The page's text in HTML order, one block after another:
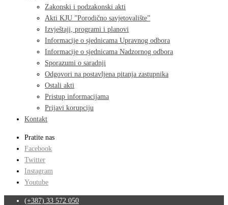
Zakonski i podzakonski akti
Akti KJU ”Porodično savjetovalište”
Izvještaji, programi i planovi
Informacije o sjednicama Upravnog odbora
Informacije o sjednicama Nadzornog odbora
Sporazumi o saradnji
Odgovori na postavljena pitanja zastupnika
Ostali akti
Pristup informacijama
Prijavi korupciju
Kontakt
Pratite nas
Facebook
Twitter
Instagram
Youtube
(+387) 33 572 050